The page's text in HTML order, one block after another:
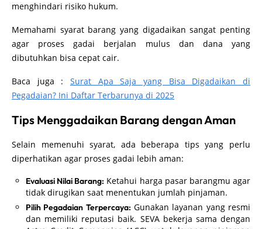
menghindari risiko hukum.
Memahami syarat barang yang digadaikan sangat penting
agar proses gadai berjalan mulus dan dana yang
dibutuhkan bisa cepat cair.
Baca juga : Surat Apa Saja yang Bisa Digadaikan di
Pegadaian? Ini Daftar Terbarunya di 2025
Tips Menggadaikan Barang dengan Aman
Selain memenuhi syarat, ada beberapa tips yang perlu
diperhatikan agar proses gadai lebih aman:
Evaluasi Nilai Barang: Ketahui harga pasar barangmu agar
tidak dirugikan saat menentukan jumlah pinjaman.
Pilih Pegadaian Terpercaya: Gunakan layanan yang resmi
dan memiliki reputasi baik. SEVA bekerja sama dengan